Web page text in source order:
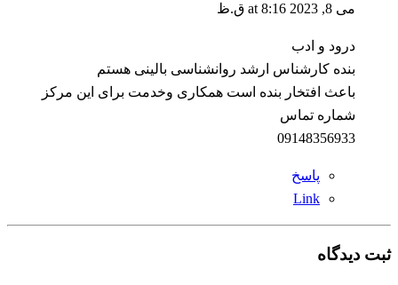
می 8, 2023 at 8:16 ق.ظ
درود و ادب
بنده کارشناس ارشد روانشناسی بالینی هستم
باعث افتخار بنده است همکاری وخدمت برای این مرکز
شماره تماس
09148356933
پاسخ
Link
ثبت دیدگاه